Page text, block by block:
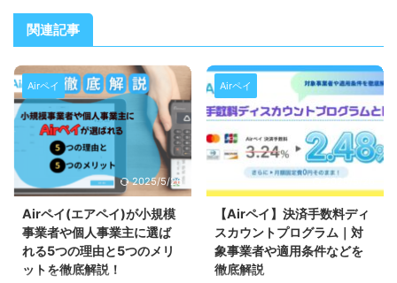
関連記事
Airペイ
2025/5/26
Airペイ(エアペイ)が小規模
事業者や個人事業主に選ば
れる5つの理由と5つのメリ
ットを徹底解説！
Airペイ
2025/5/26
【Airペイ】決済手数料ディ
スカウントプログラム｜対
象事業者や適用条件などを
徹底解説